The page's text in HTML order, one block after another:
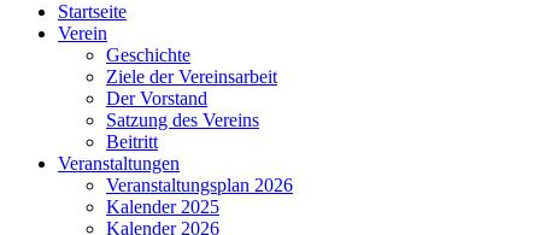
Startseite
Verein
Geschichte
Ziele der Vereinsarbeit
Der Vorstand
Satzung des Vereins
Beitritt
Veranstaltungen
Veranstaltungsplan 2026
Kalender 2025
Kalender 2026